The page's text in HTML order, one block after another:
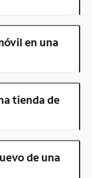
en una
tienda de
de una